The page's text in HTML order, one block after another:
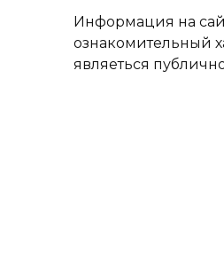
Информация на
ознакомительный
являеться